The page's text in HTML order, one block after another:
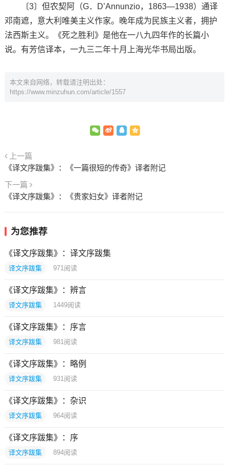
〔3〕但农契阿（G．D’Annunzio，1863—1938）通译
邓南遮，意大利唯美主义作家。晚年成为民族主义者，拥护
法西斯主义。《死之胜利》是他在一八九四年作的长篇小
说。有芳信译本，一九三二年十月上海光华书局出版。
本文来自网络，转载请注明出处：
https://www.minzuhun.com/article/1557
上一篇
《译文序跋集》：《一篇很短的传奇》译者附记
下一篇
《译文序跋集》：《贵家妇女》译者附记
为您推荐
《译文序跋集》：译文序跋集
译文序跋集 971 阅读
《译文序跋集》：辨言
译文序跋集 1449阅读
《译文序跋集》：序言
译文序跋集 981 阅读
《译文序跋集》：略例
译文序跋集 931 阅读
《译文序跋集》：杂识
译文序跋集 964阅读
《译文序跋集》：序
译文序跋集 894阅读